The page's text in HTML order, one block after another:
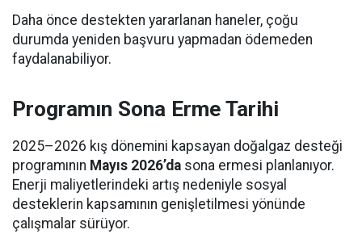
Daha önce destekten yararlanan haneler, çoğu
durumda yeniden başvuru yapmadan ödemeden
faydalanabiliyor.
Programın Sona Erme Tarihi
2025–2026 kış dönemini kapsayan doğalgaz desteği
programının Mayıs 2026’da sona ermesi planlanıyor.
Enerji maliyetlerindeki artış nedeniyle sosyal
desteklerin kapsamının genişletilmesi yönünde
çalışmalar sürüyor.